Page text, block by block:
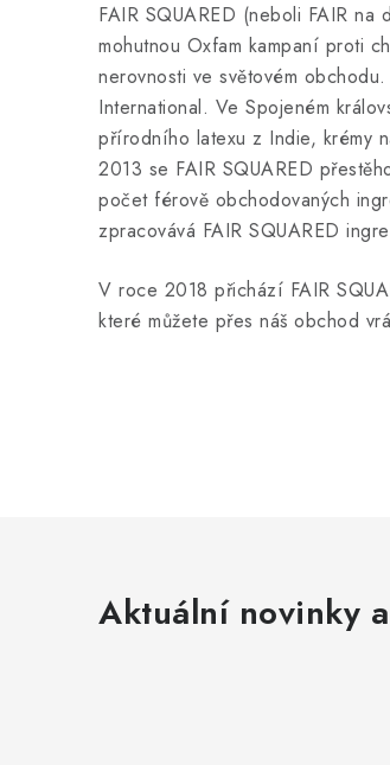
FAIR SQUARED (neboli FAIR
mohutnou Oxfam kampaní proti
nerovnosti ve světovém
International. Ve Spojeném
přírodního latexu z Indie, krémy
2013 se FAIR SQUARED
počet férově obchodovaných
zpracovává FAIR SQUARED
V roce 2018 přichází FAIR
které můžete přes náš obchod
Aktuální novinky